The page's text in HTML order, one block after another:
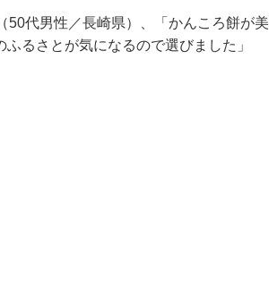
50代男性／長崎県）、「かんころ餅が美
るさとが気になるので選びました」